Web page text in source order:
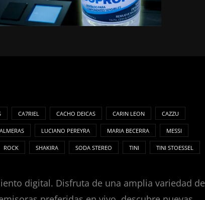
CA7RIEL CACHO DEICAS CARIN LEON CAZZU
LUCIANO PEREYRA MARIA BECERRA MESSI
ROCK SHAKIRA SODA STEREO TINI TINI STOESSEL
digital. Disfruta de una amplia variedad de